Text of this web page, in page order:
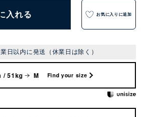
入れる お気に入りに追加
日以内に発送（休業日は除く）
/ 51kg M Find your size